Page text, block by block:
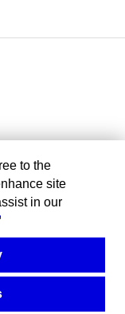
to the
site
in our